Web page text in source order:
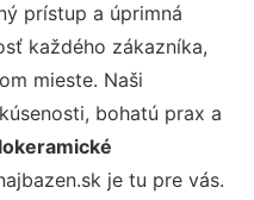
prístup a úprimná
každého zákazníka,
mieste. Naši
bohatú prax a
je tu pre vás.